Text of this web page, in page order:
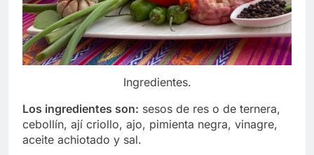
Ingredientes.
Los ingredientes son: sesos de res o de ternera,
cebollín, ají criollo, ajo, pimienta negra, vinagre,
aceite achiotado y sal.